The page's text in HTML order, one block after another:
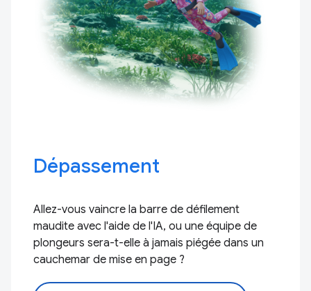
Dépassement
Allez-vous vaincre la barre de défilement
maudite avec l'aide de l'IA, ou une équipe de
plongeurs sera-t-elle à jamais piégée dans un
cauchemar de mise en page ?